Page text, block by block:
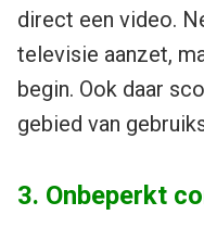
direct een video.
televisie aanzet,
begin. Ook daar
gebied van
3. Onbeperkt